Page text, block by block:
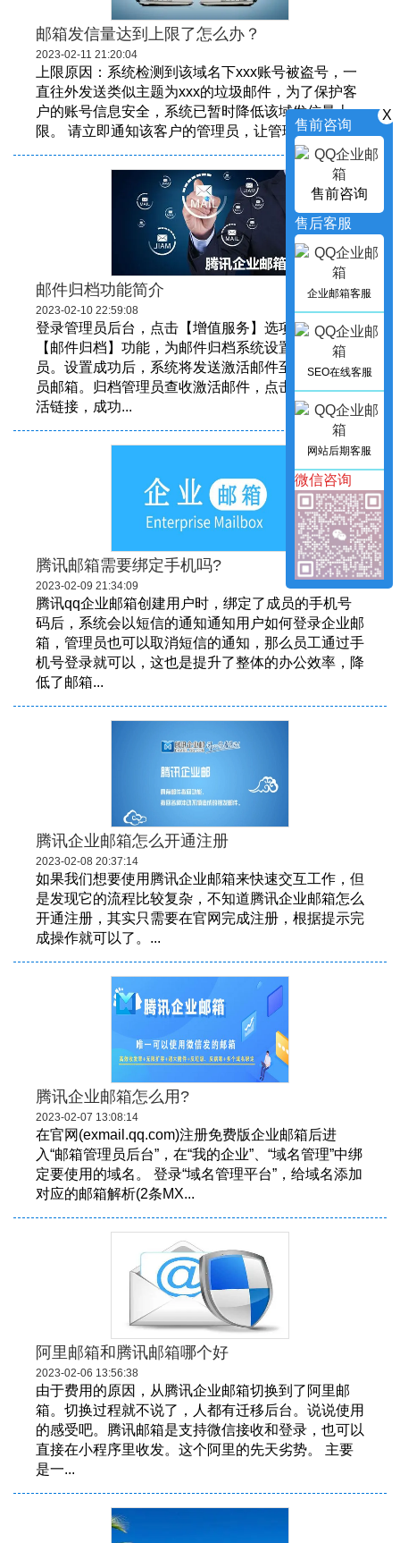
邮箱发信量达到上限了怎么办？
2023-02-11 21:20:04
上限原因：系统检测到该域名下xxx账号被盗号，一
直往外发送类似主题为xxx的垃圾邮件，为了保护客
户的账号信息安全，系统已暂时降低该域发信量上
限。 请立即通知该客户的管理员，让管理员通知该...
邮件归档功能简介
2023-02-10 22:59:08
登录管理员后台，点击【增值服务】选项卡，找到
【邮件归档】功能，为邮件归档系统设置归档管理
员。设置成功后，系统将发送激活邮件至该归档管理
员邮箱。归档管理员查收激活邮件，点击邮件中的激
活链接，成功...
腾讯邮箱需要绑定手机吗?
2023-02-09 21:34:09
腾讯qq企业邮箱创建用户时，绑定了成员的手机号
码后，系统会以短信的通知通知用户如何登录企业邮
箱，管理员也可以取消短信的通知，那么员工通过手
机号登录就可以，这也是提升了整体的办公效率，降
低了邮箱...
腾讯企业邮箱怎么开通注册
2023-02-08 20:37:14
如果我们想要使用腾讯企业邮箱来快速交互工作，但
是发现它的流程比较复杂，不知道腾讯企业邮箱怎么
开通注册，其实只需要在官网完成注册，根据提示完
成操作就可以了。...
腾讯企业邮箱怎么用?
2023-02-07 13:08:14
在官网(exmail.qq.com)注册免费版企业邮箱后进
入“邮箱管理员后台”，在“我的企业”、“域名管理”中绑
定要使用的域名。 登录“域名管理平台”，给域名添加
对应的邮箱解析(2条MX...
阿里邮箱和腾讯邮箱哪个好
2023-02-06 13:56:38
由于费用的原因，从腾讯企业邮箱切换到了阿里邮
箱。切换过程就不说了，人都有迁移后台。说说使用
的感受吧。腾讯邮箱是支持微信接收和登录，也可以
直接在小程序里收发。这个阿里的先天劣势。 主要
是一...
X
售前咨询
售前咨询
售后客服
企业邮箱客服
SEO在线客服
网站后期客服
微信咨询